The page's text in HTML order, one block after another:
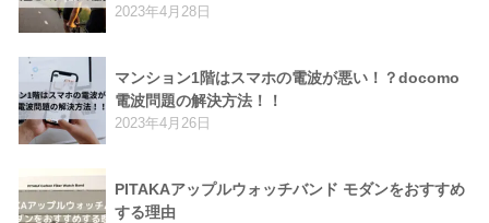
2023年4月28日
マンション1階はスマホの電波が悪い！？docomo
電波問題の解決方法！！
2023年4月26日
PITAKAアップルウォッチバンド モダンをおすすめ
する理由